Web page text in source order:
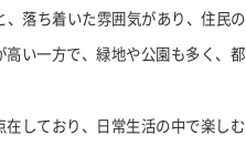
落ち着いた雰囲気があり、住民
い一方で、緑地や公園も多く、
しており、日常生活の中で楽し